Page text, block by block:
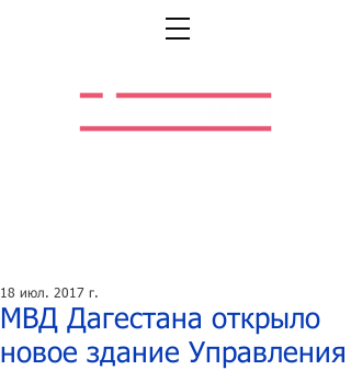
МВД Дагестана открыло
новое здание Управления
18 июл. 2017 г.